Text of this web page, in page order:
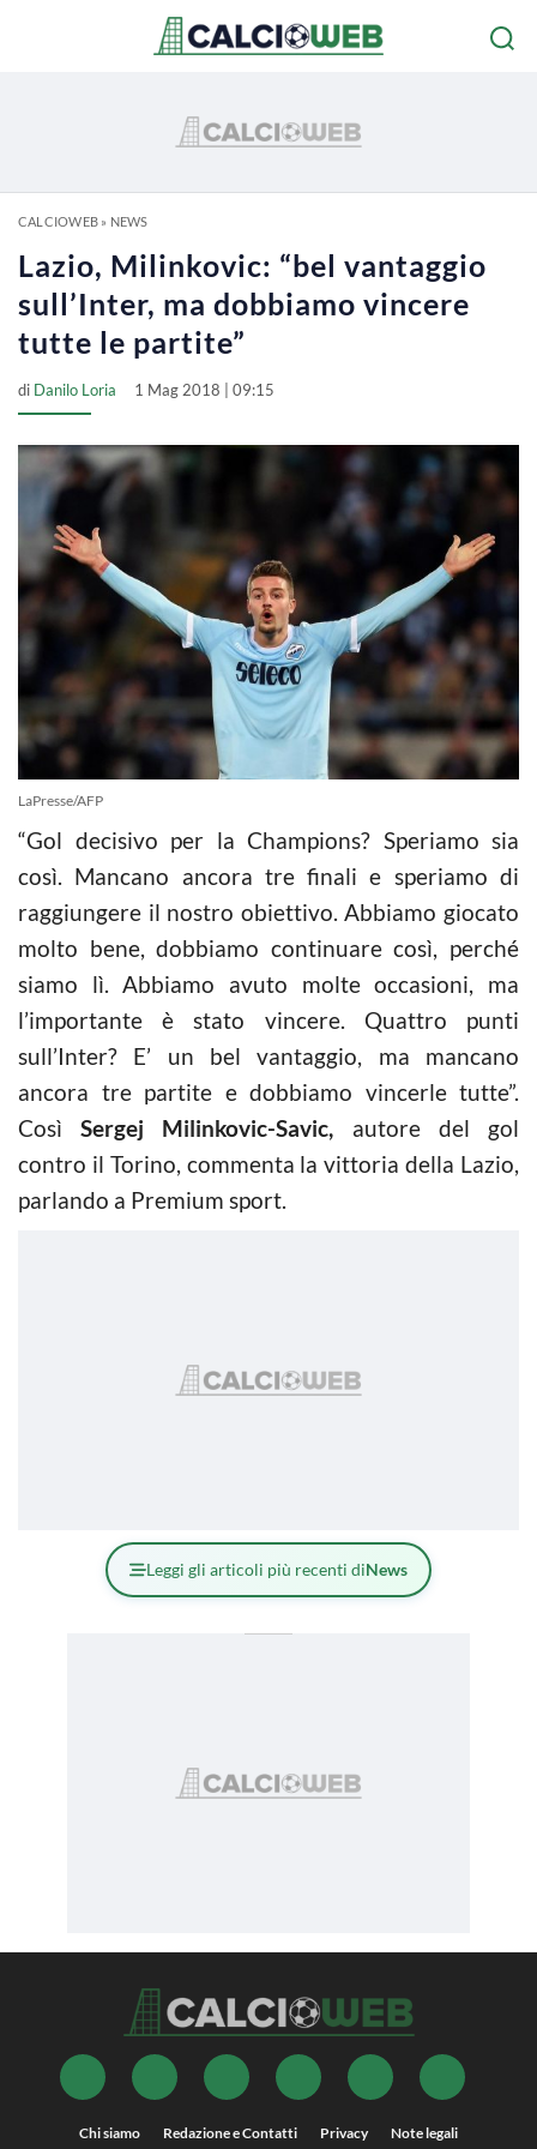
CALCIOWEB» NEWS
Lazio, Milinkovic: “bel vantaggio
sull’Inter, ma dobbiamo vincere
tutte le partite”
di Danilo Loria 1 Mag 2018 | 09:15
LaPresse/AFP
“Gol decisivo per la Champions? Speriamo sia
così. Mancano ancora tre finali e speriamo di
raggiungere il nostro obiettivo. Abbiamo giocato
molto bene, dobbiamo continuare così, perché
siamo lì. Abbiamo avuto molte occasioni, ma
l’importante è stato vincere. Quattro punti
sull’Inter? E’ un bel vantaggio, ma mancano
ancora tre partite e dobbiamo vincerle tutte”.
CosìSergej Milinkovic-Savic, autore del gol
contro il Torino, commenta la vittoria della Lazio,
parlando a Premium sport.
Leggi gli articoli più recenti diNews
Chi siamo Redazione e Contatti Privacy Note legali